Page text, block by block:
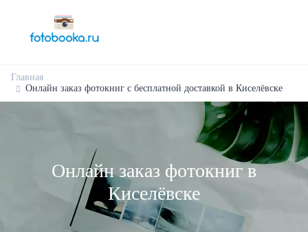
Главная
Онлайн заказ фотокниг с бесплатной доставкой в Киселёвске
Онлайн заказ фотокниг в
Киселёвске